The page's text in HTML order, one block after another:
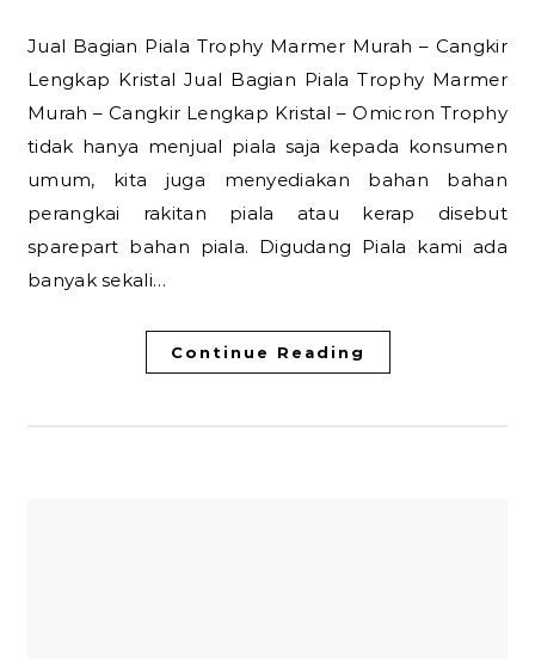
Jual Bagian Piala Trophy Marmer Murah – Cangkir
Lengkap Kristal Jual Bagian Piala Trophy Marmer
Murah – Cangkir Lengkap Kristal – Omicron Trophy
tidak hanya menjual piala saja kepada konsumen
umum, kita juga menyediakan bahan bahan
perangkai rakitan piala atau kerap disebut
sparepart bahan piala. Digudang Piala kami ada
banyak sekali…
Continue Reading